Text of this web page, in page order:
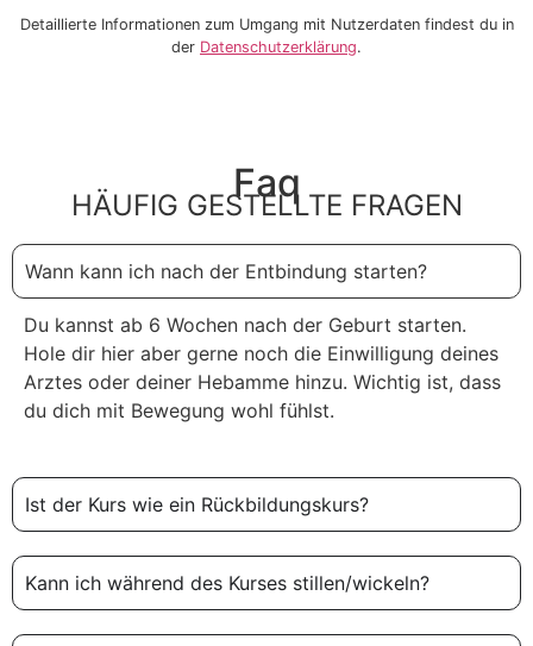
Detaillierte Informationen zum Umgang mit Nutzerdaten findest du in
der Datenschutzerklärung.
Faq
HÄUFIG GESTELLTE FRAGEN
Wann kann ich nach der Entbindung starten?
Du kannst ab 6 Wochen nach der Geburt starten.
Hole dir hier aber gerne noch die Einwilligung deines
Arztes oder deiner Hebamme hinzu. Wichtig ist, dass
du dich mit Bewegung wohl fühlst.
Ist der Kurs wie ein Rückbildungskurs?
Kann ich während des Kurses stillen/wickeln?